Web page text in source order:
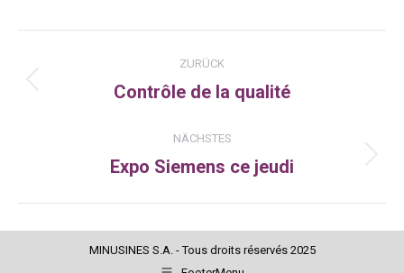
Kommentarnavigation
ZURÜCK
Vorheriger
Contrôle de la qualité
NÄCHSTES
Nächster
Expo Siemens ce jeudi
MINUSINES S.A. - Tous droits réservés 2025